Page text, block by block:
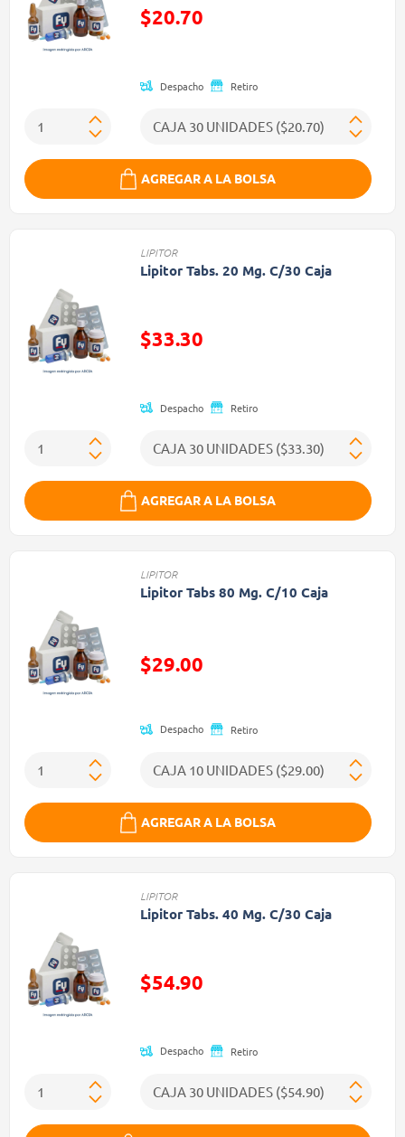
$20.70
Despacho Retiro
AGREGAR A LA BOLSA
LIPITOR
Lipitor Tabs. 20 Mg. C/30 Caja
$33.30
Despacho Retiro
AGREGAR A LA BOLSA
LIPITOR
Lipitor Tabs 80 Mg. C/10 Caja
Precio reducido de
$29.00
Despacho Retiro
AGREGAR A LA BOLSA
LIPITOR
Lipitor Tabs. 40 Mg. C/30 Caja
$54.90
Despacho Retiro